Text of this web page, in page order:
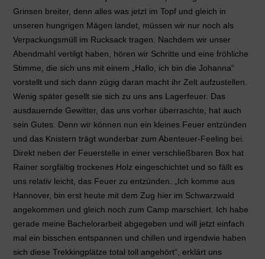
Grinsen breiter, denn alles was jetzt im Topf und gleich in
unseren hungrigen Mägen landet, müssen wir nur noch als
Verpackungsmüll im Rucksack tragen. Nachdem wir unser
Abendmahl vertilgt haben, hören wir Schritte und eine fröhliche
Stimme, die sich uns mit einem „Hallo, ich bin die Johanna“
vorstellt und sich dann zügig daran macht ihr Zelt aufzustellen.
Wenig später gesellt sie sich zu uns ans Lagerfeuer. Das
ausdauernde Gewitter, das uns vorher überraschte, hat auch
sein Gutes. Denn wir können nun ein kleines Feuer entzünden
und das Knistern trägt wunderbar zum Abenteuer-Feeling bei.
Direkt neben der Feuerstelle in einer verschließbaren Box hat
Rainer sorgfältig trockenes Holz eingeschichtet und so fällt es
uns relativ leicht, das Feuer zu entzünden. „Ich komme aus
Hannover, bin erst heute mit dem Zug hier im Schwarzwald
angekommen und gleich noch zum Camp marschiert. Ich habe
gerade meine Bachelorarbeit abgegeben und will jetzt einfach
mal ein bisschen entspannen und chillen und irgendwie haben
sich diese Trekkingplätze total toll angehört“, erklärt uns